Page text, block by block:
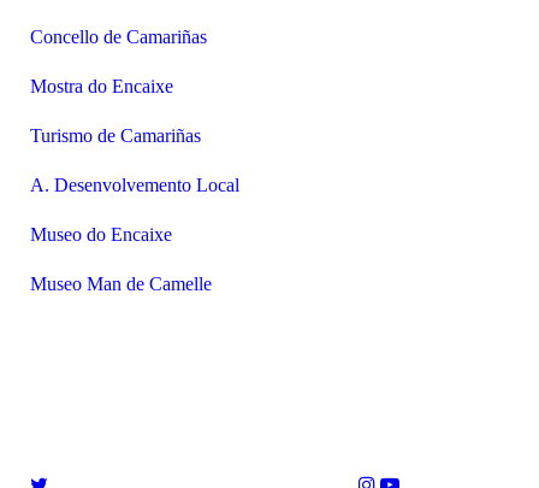
Concello de Camariñas
Mostra do Encaixe
Turismo de Camariñas
A. Desenvolvemento Local
Museo do Encaixe
Museo Man de Camelle